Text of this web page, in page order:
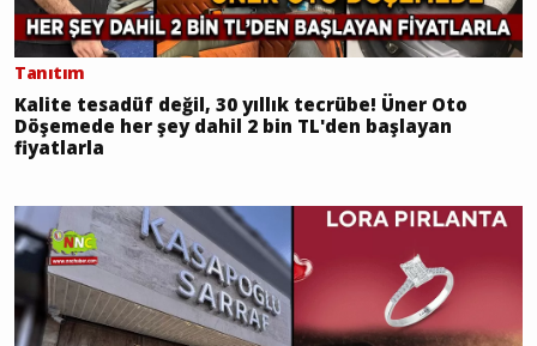
Tanıtım
Kalite tesadüf değil, 30 yıllık tecrübe! Üner Oto
Döşemede her şey dahil 2 bin TL'den başlayan
fiyatlarla